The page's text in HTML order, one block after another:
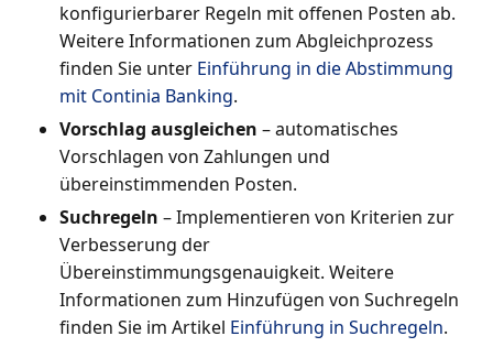
konfigurierbarer Regeln mit offenen Posten ab.
Weitere Informationen zum Abgleichprozess
finden Sie unter Einführung in die Abstimmung
mit Continia Banking.
Vorschlag ausgleichen – automatisches
Vorschlagen von Zahlungen und
übereinstimmenden Posten.
Suchregeln – Implementieren von Kriterien zur
Verbesserung der
Übereinstimmungsgenauigkeit. Weitere
Informationen zum Hinzufügen von Suchregeln
finden Sie im Artikel Einführung in Suchregeln.